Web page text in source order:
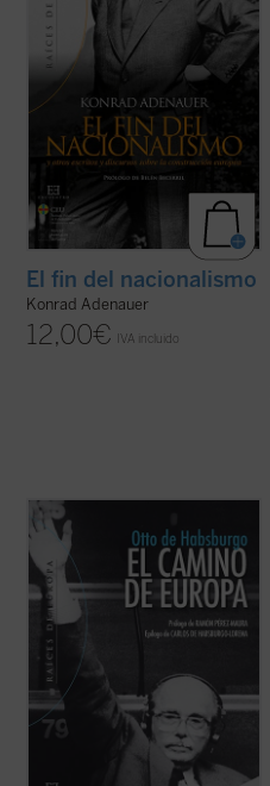
El fin del nacionalismo
Konrad Adenauer
12,00€ IVA incluido
El Camino de Europa
de artículos publicados por Otto de
Habsburgo (1912-2011). A través de sus
textos el autor nos presenta su idea de
Europa, planteando muchos de los grandes
temas que afectan a la Unión Europea hoy.
(ver ficha)